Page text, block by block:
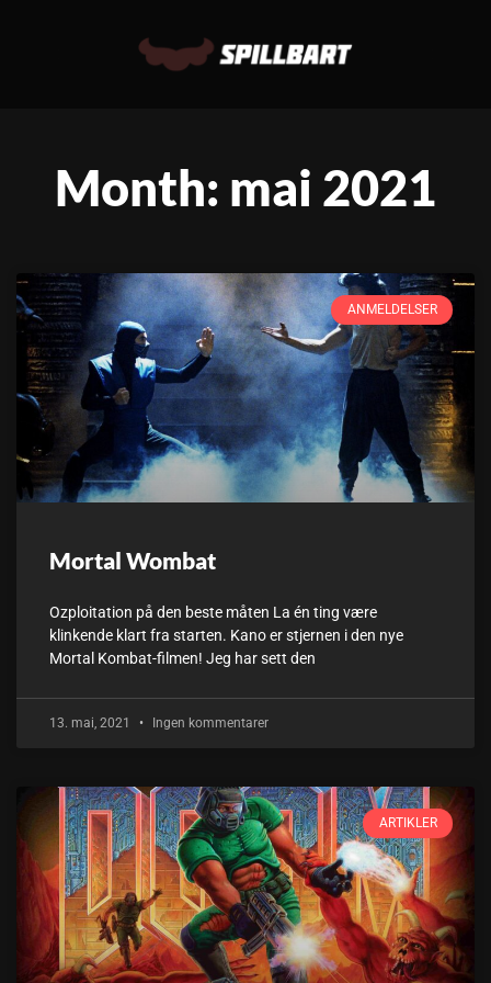
Month: mai 2021
ANMELDELSER
Mortal Wombat
Ozploitation på den beste måten La én ting være
klinkende klart fra starten. Kano er stjernen i den nye
Mortal Kombat-filmen! Jeg har sett den
13. mai, 2021 Ingen kommentarer
ARTIKLER